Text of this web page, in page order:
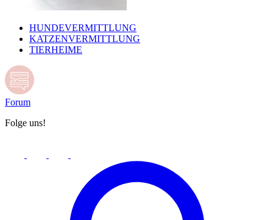
HUNDEVERMITTLUNG
KATZENVERMITTLUNG
TIERHEIME
Forum
Folge uns!